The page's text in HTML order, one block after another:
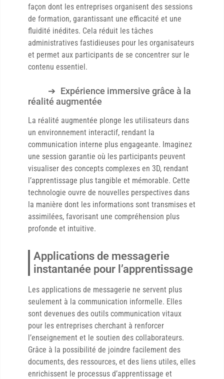
façon dont les entreprises organisent des sessions
de formation, garantissant une efficacité et une
fluidité inédites. Cela réduit les tâches
administratives fastidieuses pour les organisateurs
et permet aux participants de se concentrer sur le
contenu essentiel.
Expérience immersive grâce à la
réalité augmentée
La réalité augmentée plonge les utilisateurs dans
un environnement interactif, rendant la
communication interne plus engageante. Imaginez
une session garantie où les participants peuvent
visualiser des concepts complexes en 3D, rendant
l’apprentissage plus tangible et mémorable. Cette
technologie ouvre de nouvelles perspectives dans
la manière dont les informations sont transmises et
assimilées, favorisant une compréhension plus
profonde et intuitive.
Applications de messagerie
instantanée pour l’apprentissage
Les applications de messagerie ne servent plus
seulement à la communication informelle. Elles
sont devenues des outils communication vitaux
pour les entreprises cherchant à renforcer
l’enseignement et le soutien des collaborateurs.
Grâce à la possibilité de joindre facilement des
documents, des ressources, et des liens utiles, elles
enrichissent le processus d’apprentissage et